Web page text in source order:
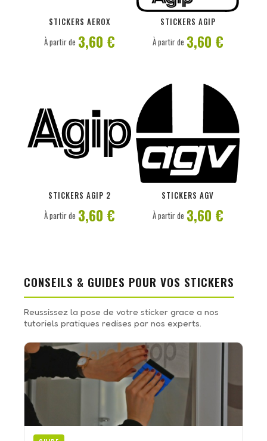
STICKERS AEROX
À partir de 3,60 €
STICKERS AGIP
PERSONNALISER
À partir de 3,60 €
STICKERS AGIP 2
À partir de 3,60 €
STICKERS AGV
PERSONNALISER
À partir de 3,60 €
CONSEILS & GUIDES POUR VOS STICKERS
Reussissez la pose de votre sticker grace a nos
tutoriels pratiques redises par nos experts.